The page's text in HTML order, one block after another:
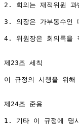
2. 회의는 재적위원 과
3. 의장은 가부동수인
4. 위원장은 회의록을
제23조 세칙
이 규정의 시행을 위해
제24조 준용
1. 기타 이 규정에 명